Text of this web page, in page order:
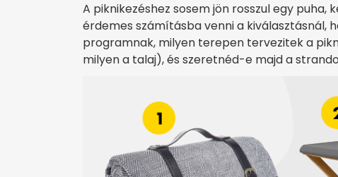
A piknikezéshez sosem jön rosszul egy
érdemes számításba venni a kiválasztásnál,
programnak, milyen terepen tervezitek a
milyen a talaj), és szeretnéd-e majd a